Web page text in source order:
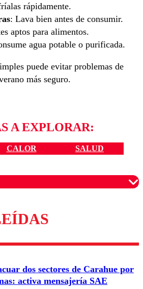
rápidamente.
: Lava bien antes de consumir.
aptos para alimentos.
agua potable o purificada.
puede evitar problemas de
más seguro.
A EXPLORAR:
CALOR
SALUD
son moderados para garantizar un
respetuoso.
dos sectores de Carahue por
activa mensajería SAE